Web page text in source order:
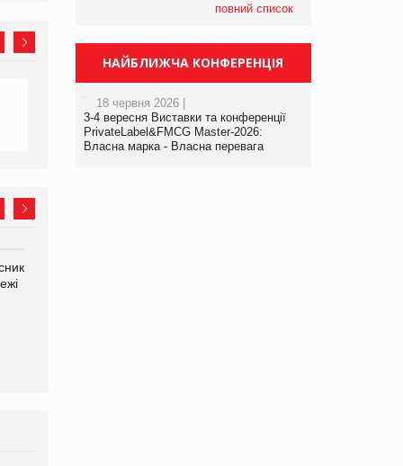
повний список
НАЙБЛИЖЧА КОНФЕРЕНЦІЯ
18 червня 2026 |
3-4 вересня Виставки та конференції
PrivateLabel&FMCG Master-2026:
Власна марка - Власна перевага